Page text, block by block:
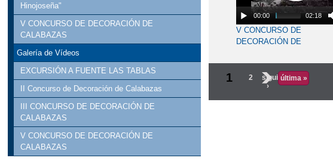
Hinojoseña"
V CONCURSO DE DECORACIÓN DE
CALABAZAS
Galería de Vídeos
EXCURSIÓN A FUENTE LAS TABLAS
II Concurso de Decoración de Calabazas
III CONCURSO DE DECORACIÓN DE
CALABAZAS
V CONCURSO DE DECORACIÓN DE
CALABAZAS
00:00 02:18
V CONCURSO DE
DECORACIÓN DE
1 2
siguiente
›
última »